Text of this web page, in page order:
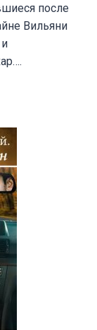
после
Вильяни